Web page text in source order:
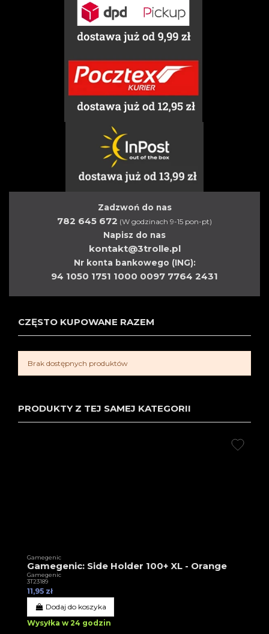
Zadzwoń do nas
782 645 672 (W godzinach 9-15 pon-pt)
Napisz do nas
kontakt@3trolle.pl
Nr konta bankowego (ING):
94 1050 1751 1000 0097 7764 2431
CZĘSTO KUPOWANE RAZEM
Brak dostępnych produktów
PRODUKTY Z TEJ SAMEJ KATEGORII
Gamegenic
Gamegenic: Side Holder 100+ XL - Orange
Gamegenic
3T23189
11,95 zł
Dodaj do koszyka
Wysyłka w 24 godzin